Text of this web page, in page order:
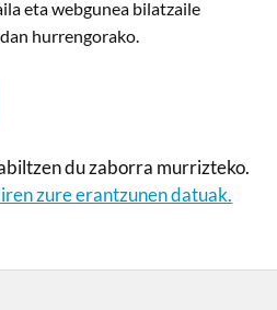
eta webgunea bilatzaile
hurrengorako.
du zaborra murrizteko.
zure erantzunen datuak.